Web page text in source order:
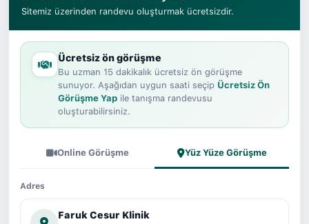
Sitemiz üzerinden randevu oluşturmak ücretsizdir.
Ücretsiz ön görüşme
Bu uzman 15 dakikalık ücretsiz ön görüşme
sunuyor. Aşağıdan uygun saati seçip Ücretsiz Ön
Görüşme Yapile tanışma randevusu
oluşturabilirsiniz.
Online Görüşme Yüz Yüze Görüşme
Adres
Faruk Cesur Klinik